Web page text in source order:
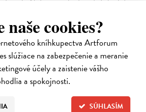
cookies?
kníhkupectva Artforum
slúžiace na zabezpečenie a meranie
účely a zaistenie vášho
a spokojnosti.
SÚHLASÍM